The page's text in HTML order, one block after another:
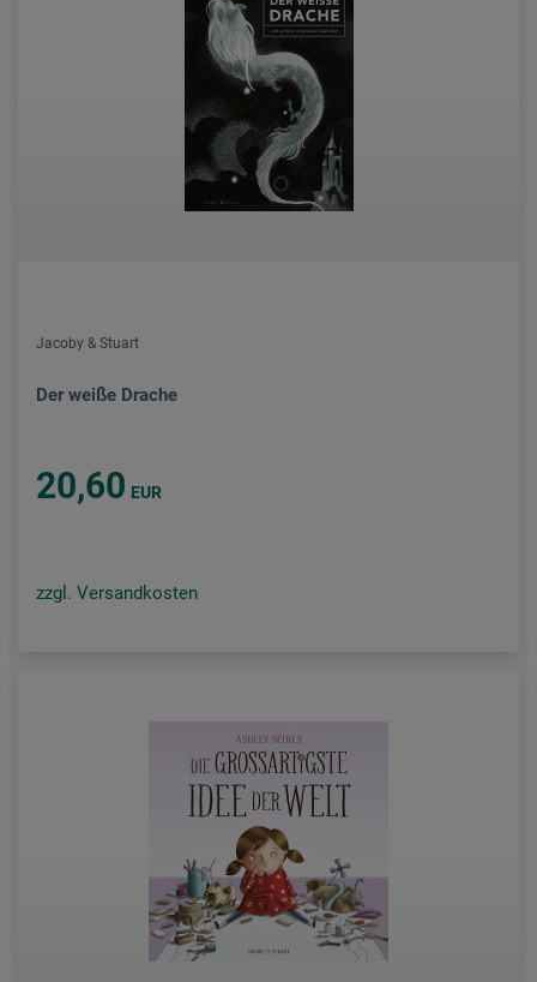
Jacoby & Stuart
Der weiße Drache
20,60 EUR
zzgl. Versandkosten